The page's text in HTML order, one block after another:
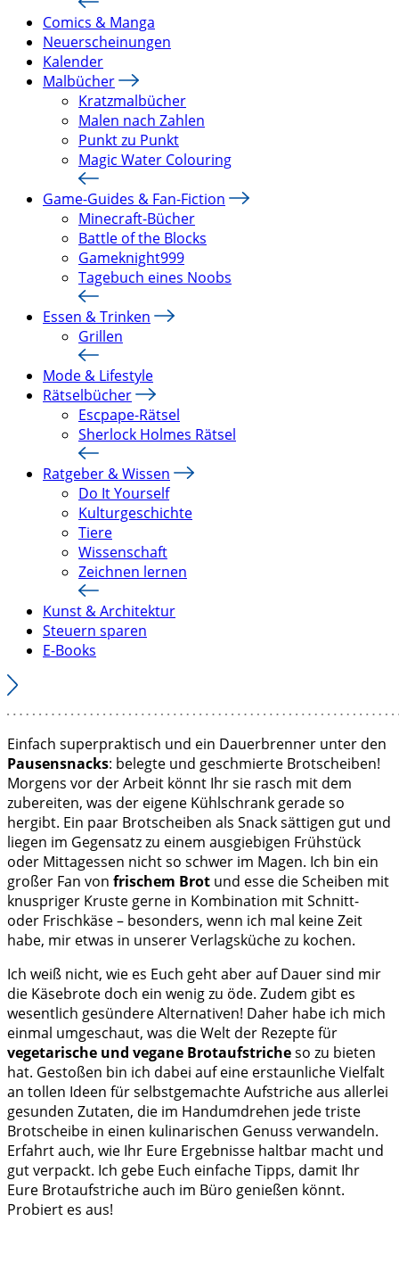
Comics & Manga
Neuerscheinungen
Kalender
Malbücher
Kratzmalbücher
Malen nach Zahlen
Punkt zu Punkt
Magic Water Colouring
Game-Guides & Fan-Fiction
Minecraft-Bücher
Battle of the Blocks
Gameknight999
Tagebuch eines Noobs
Essen & Trinken
Grillen
Mode & Lifestyle
Rätselbücher
Escpape-Rätsel
Sherlock Holmes Rätsel
Ratgeber & Wissen
Do It Yourself
Kulturgeschichte
Tiere
Wissenschaft
Zeichnen lernen
Kunst & Architektur
Steuern sparen
E-Books
Einfach superpraktisch und ein Dauerbrenner unter den
Pausensnacks: belegte und geschmierte Brotscheiben!
Morgens vor der Arbeit könnt Ihr sie rasch mit dem
zubereiten, was der eigene Kühlschrank gerade so
hergibt. Ein paar Brotscheiben als Snack sättigen gut und
liegen im Gegensatz zu einem ausgiebigen Frühstück
oder Mittagessen nicht so schwer im Magen. Ich bin ein
großer Fan von frischem Brot und esse die Scheiben mit
knuspriger Kruste gerne in Kombination mit Schnitt-
oder Frischkäse – besonders, wenn ich mal keine Zeit
habe, mir etwas in unserer Verlagsküche zu kochen.
Ich weiß nicht, wie es Euch geht aber auf Dauer sind mir
die Käsebrote doch ein wenig zu öde. Zudem gibt es
wesentlich gesündere Alternativen! Daher habe ich mich
einmal umgeschaut, was die Welt der Rezepte für
vegetarische und vegane Brotaufstricheso zu bieten
hat. Gestoßen bin ich dabei auf eine erstaunliche Vielfalt
an tollen Ideen für selbstgemachte Aufstriche aus allerlei
gesunden Zutaten, die im Handumdrehen jede triste
Brotscheibe in einen kulinarischen Genuss verwandeln.
Erfahrt auch, wie Ihr Eure Ergebnisse haltbar macht und
gut verpackt. Ich gebe Euch einfache Tipps, damit Ihr
Eure Brotaufstriche auch im Büro genießen könnt.
Probiert es aus!